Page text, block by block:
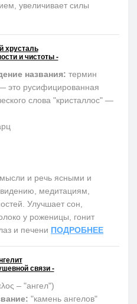
увеличивает силы
хрусталь
и чистоты -
названия: термин
это русифицированная
слова "кристаллос" —
и речь ясными и
медитациям,
Улучшает сон,
у роженицы, гонит
и печени ПОДРОБНЕЕ
связи -
– "ангел")
"камень ангелов"